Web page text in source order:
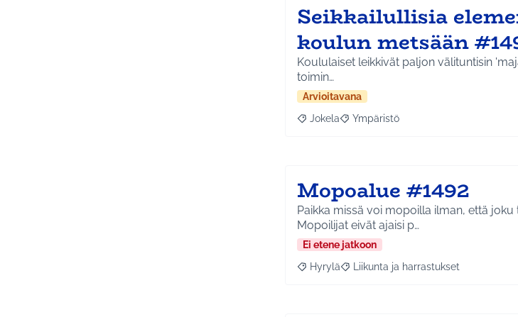
Seikkailullisia
koulun metsään
Koululaiset leikkivät paljon välituntisin
toimin…
Arvioitavana
Rajaa tulokset aihepiirin mukaan: Jokela
Jokela Rajaa tulokset teeman mukaan:
Ympäristö
Mopoalue #1492
Paikka missä voi mopoilla ilman, että
Mopoilijat eivät ajaisi p…
Ei etene jatkoon
Rajaa tulokset aihepiirin mukaan: Hyrylä
Hyrylä Rajaa tulokset teeman mukaan:
Liikunta ja harrastukset